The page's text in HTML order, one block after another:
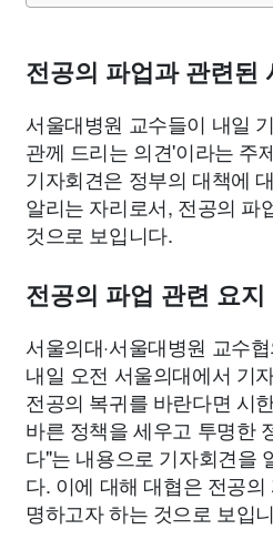
전공의 파업과 관련된
서울대병원 교수들이 내일
관께 드리는 의견'이라는 주
기자회견은 정부의 대책에
알리는 자리로서, 전공의 파
것으로 보입니다.
전공의 파업 관련 요지
서울의대·서울대병원 교수
내일 오전 서울의대에서 기
전공의 복귀를 바란다면 시
바른 정책을 세우고 투명한
다"는 내용으로 기자회견을
다. 이에 대해 대협은 전공
명하고자 하는 것으로 보입